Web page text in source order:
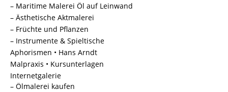
– Maritime Malerei Öl auf Leinwand
– Ästhetische Aktmalerei
– Früchte und Pflanzen
– Instrumente & Spieltische
Aphorismen • Hans Arndt
Malpraxis • Kursunterlagen
Internetgalerie
– Ölmalerei kaufen